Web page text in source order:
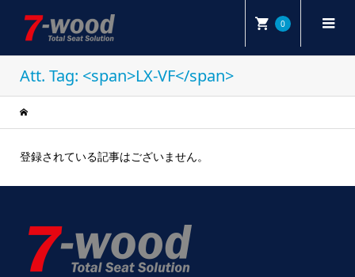
0
Att. Tag: <span>LX-VF</span>
登録されている記事はございません。